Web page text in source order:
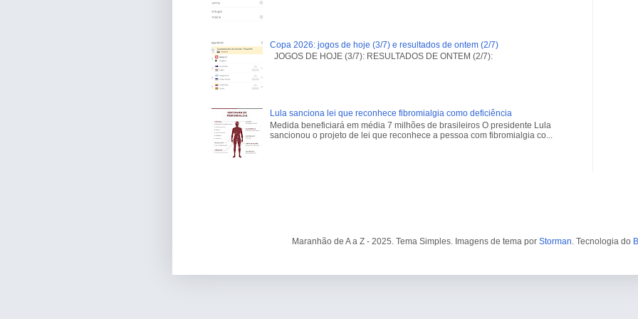
Copa 2026: jogos de hoje (3/7) e resultados de ontem (2/7)
JOGOS DE HOJE (3/7): RESULTADOS DE ONTEM (2/7):
Lula sanciona lei que reconhece fibromialgia como deficiência
Medida beneficiará em média 7 milhões de brasileiros O presidente Lula
sancionou o projeto de lei que reconhece a pessoa com fibromialgia co...
Maranhão de A a Z - 2025. Tema Simples. Imagens de tema por Storman . Tecnologia do